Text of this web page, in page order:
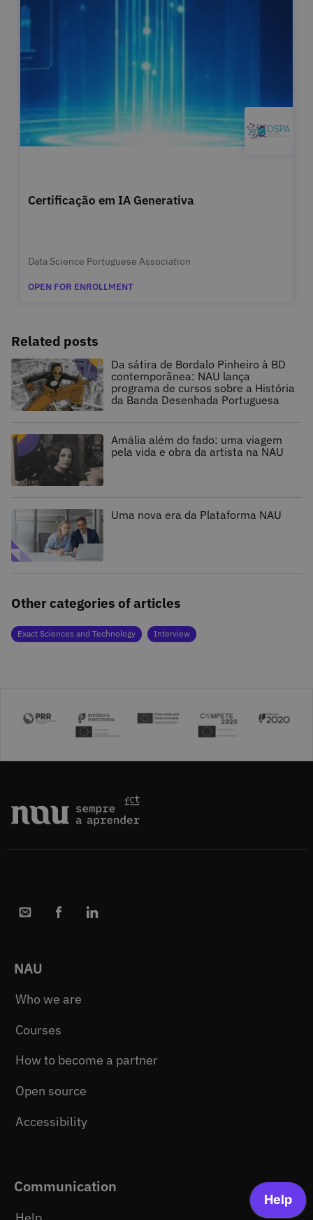
Certificação em IA Generativa
Data Science Portuguese Association
OPEN FOR ENROLLMENT
Related posts
Da sátira de Bordalo Pinheiro à BD
contemporânea: NAU lança
programa de cursos sobre a História
da Banda Desenhada Portuguesa
Amália além do fado: uma viagem
pela vida e obra da artista na NAU
Uma nova era da Plataforma NAU
Other categories of articles
Exact Sciences and Technology Interview
NAU
Who we are
Courses
How to become a partner
Open source
Accessibility
Communication